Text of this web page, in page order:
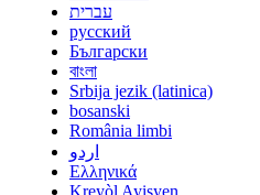
עברית
русский
Български
বাংলা
Srbija jezik (latinica)
bosanski
România limbi
اردو
Ελληνικά
Kreyòl Ayisyen